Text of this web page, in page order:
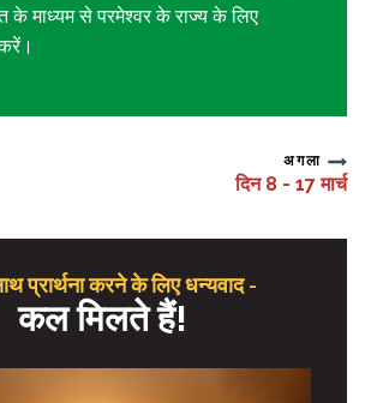
के माध्यम से परमेश्वर के राज्य के लिए
अगला
दिन 8 - 17 मार्च
प्रार्थना करने के लिए धन्यवाद -
कल मिलते हैं!